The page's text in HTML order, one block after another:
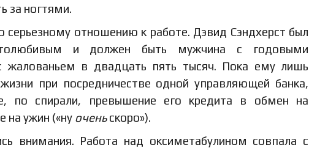
за ногтями.
отношению к работе. Дэвид Сэндхерст был
и должен быть мужчина с годовыми
жалованьем в двадцать пять тысяч. Пока ему лишь
при посредничестве одной управляющей банка,
по спирали, превышение его кредита в обмен на
на ужин («ну оченьскоро»).
внимания. Работа над оксиметабулином совпала с